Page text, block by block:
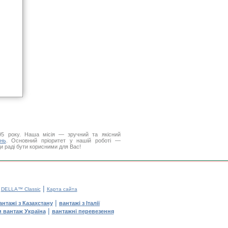
року. Наша місія — зручний та якісний
. Основний пріоритет у нашій роботі —
раді бути корисними для Вас!
DELLA™ Classic| Карта сайта
з Казахстану | вантажі з Італії
вантаж Україна| вантажні перевезення